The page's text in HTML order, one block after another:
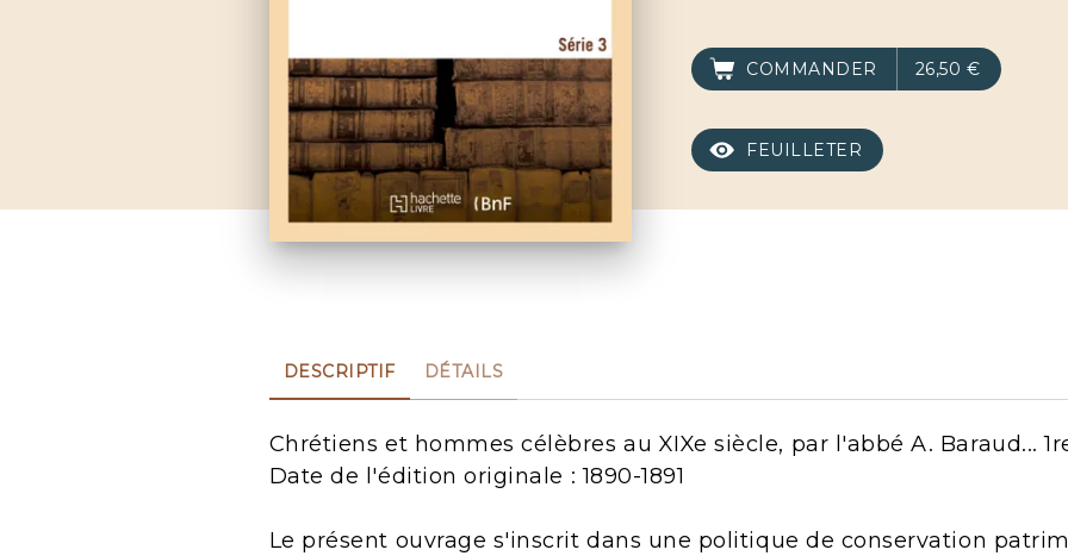
COMMANDER 26,50 €
FEUILLETER
DESCRIPTIF DÉTAILS
Chrétiens et hommes célèbres au XIXe siècle, par l'abbé A. Baraud...
Date de l'édition originale : 1890-1891
Le présent ouvrage s'inscrit dans une politique de conservation